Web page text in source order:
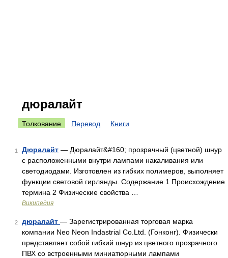
дюралайт
Толкование Перевод Книги
1 Дюралайт — Дюралайт&#160; прозрачный (цветной) шнур
с расположенными внутри лампами накаливания или
светодиодами. Изготовлен из гибких полимеров, выполняет
функции световой гирлянды. Содержание 1 Происхождение
термина 2 Физические свойства …
Википедия
2 дюралайт — Зарегистрированная торговая марка
компании Neo Neon Indastrial Co.Ltd. (Гонконг). Физически
представляет собой гибкий шнур из цветного прозрачного
ПВХ со встроенными миниатюрными лампами